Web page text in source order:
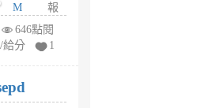
M
U
F
U
5
報
646點閱
給分
1